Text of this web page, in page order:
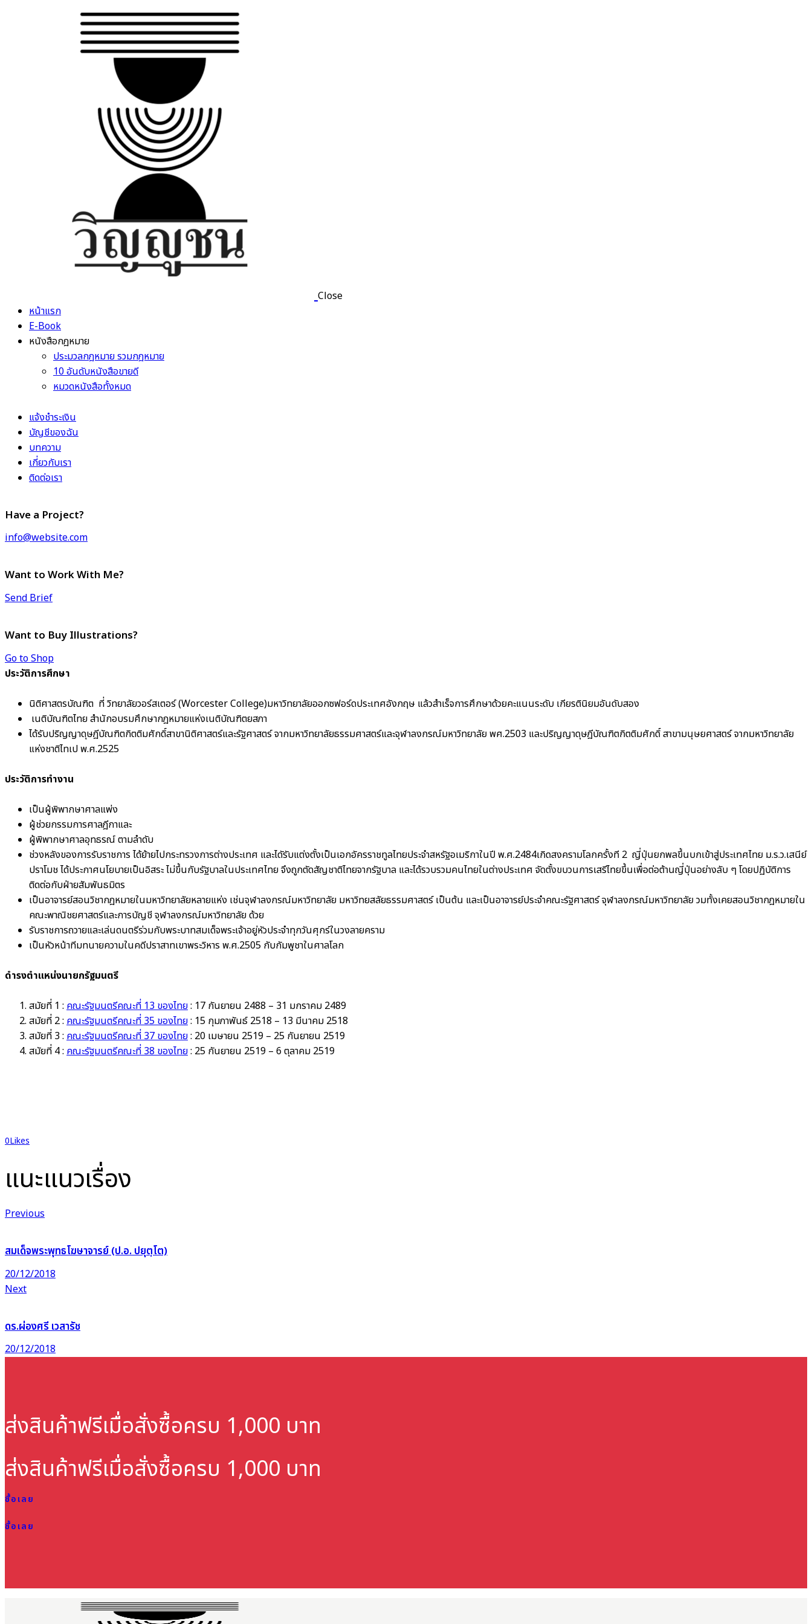
Close
หน้าแรก
E-Book
หนังสือกฎหมาย
ประมวลกฎหมาย รวมกฎหมาย
10 อันดับหนังสือขายดี
หมวดหนังสือทั้งหมด
แจ้งชำระเงิน
บัญชีของฉัน
บทความ
เกี่ยวกับเรา
ติดต่อเรา
Have a Project?
info@website.com
Want to Work With Me?
Send Brief
Want to Buy Illustrations?
Go to Shop
ประวัติการศึกษา
นิติศาสตรบัณฑิต ที่ วิทยาลัยวอร์สเตอร์ (Worcester College)มหาวิทยาลัยออกซฟอร์ดประเทศอังกฤษ แล้วสำเร็จการศึกษาด้วยคะแนนระดับ เกียรตินิยมอันดับสอง
เนติบัณฑิตไทย สำนักอบรมศึกษากฎหมายแห่งเนติบัณฑิตยสภา
ได้รับปริญญาดุษฎีบัณฑิตกิตติมศักดิ์สาขานิติศาสตร์และรัฐศาสตร์ จากมหาวิทยาลัยธรรมศาสตร์และจุฬาลงกรณ์มหาวิทยาลัย พศ.2503 และปริญญาดุษฎีบัณฑิตกิตติมศักดิ์ สาขามนุษยศาสตร์ จากมหาวิทยาลัย
แห่งชาติไทเป พ.ศ.2525
ประวัติการทำงาน
เป็นผู้พิพากษาศาลแพ่ง
ผู้ช่วยกรรมการศาลฎีกาและ
ผู้พิพากษาศาลอุทธรณ์ ตามลำดับ
ช่วงหลังของการรับราชการ ได้ย้ายไปกระทรวงการต่างประเทศ และไดัรับแต่งตั้งเป็นเอกอัครราชทูลไทยประจำสหรัฐอเมริกาในปี พ.ศ.2484เกิดสงครามโลกครั้งที 2 ญี่ปุ่นยกพลขึ้นบกเข้าสู่ประเทศไทย ม.ร.ว.เสนีย์
ปราโมช ได้ประกาศนโยบายเป็นอิสระ ไม่ขึ้นกับรัฐบาลในประเทศไทย จึงถูกตัดสัญชาติไทยจากรัฐบาล และได้รวบรวมคนไทยในต่างประเทศ จัดตั้งขบวนการเสรีไทยขึ้นเพื่อต่อต้านญี่ปุ่นอย่างลับ ๆ โดยปฏิบัติการ
ติดต่อกับฝ่ายสัมพันธมิตร
เป็นอาจารย์สอนวิชากฎหมายในมหาวิทยาลัยหลายแห่ง เช่นจุฬาลงกรณ์มหาวิทยาลัย มหาวิทยสลัยธรรมศาสตร์ เป็นต้น และเป็นอาจารย์ประจำคณะรัฐศาสตร์ จุฬาลงกรณ์มหาวิทยาลัย วมทั้งเคยสอนวิชากฎหมายใน
คณะพาณิชยศาสตร์และการบัญชี จุฬาลงกรณ์มหาวิทยาลัย ด้วย
รับราชการถวายและเล่นดนตรีร่วมกับพระบาทสมเด็จพระเจ้าอยู่หัวประจำทุกวันศุกร์ในวงลายคราม
เป็นหัวหน้าทีมทนายความในคดีปราสาทเขาพระวิหาร พ.ศ.2505 กับกัมพูชาในศาลโลก
ดำรงตำแหน่งนายกรัฐมนตรี
สมัยที่ 1 : คณะรัฐมนตรีคณะที่ 13 ของไทย: 17 กันยายน 2488 – 31 มกราคม 2489
สมัยที่ 2 : คณะรัฐมนตรีคณะที่ 35 ของไทย: 15 กุมภาพันธ์ 2518 – 13 มีนาคม 2518
สมัยที่ 3 : คณะรัฐมนตรีคณะที่ 37 ของไทย: 20 เมษายน 2519 – 25 กันยายน 2519
สมัยที่ 4 : คณะรัฐมนตรีคณะที่ 38 ของไทย: 25 กันยายน 2519 – 6 ตุลาคม 2519
0Likes
แนะแนวเรื่อง
Previous
สมเด็จพระพุทธโฆษาจารย์ (ป.อ. ปยุตฺโต)
20/12/2018
Next
ดร.ผ่องศรี เวสารัช
20/12/2018
ส่งสินค้าฟรีเมื่อสั่งซื้อครบ 1,000 บาท
ส่งสินค้าฟรีเมื่อสั่งซื้อครบ 1,000 บาท
ซื้อเลย
ซื้อเลย